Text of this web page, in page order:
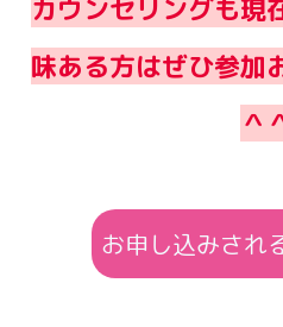
カウンセリングも現
味ある方はぜひ参加
＾
お申し込みされ